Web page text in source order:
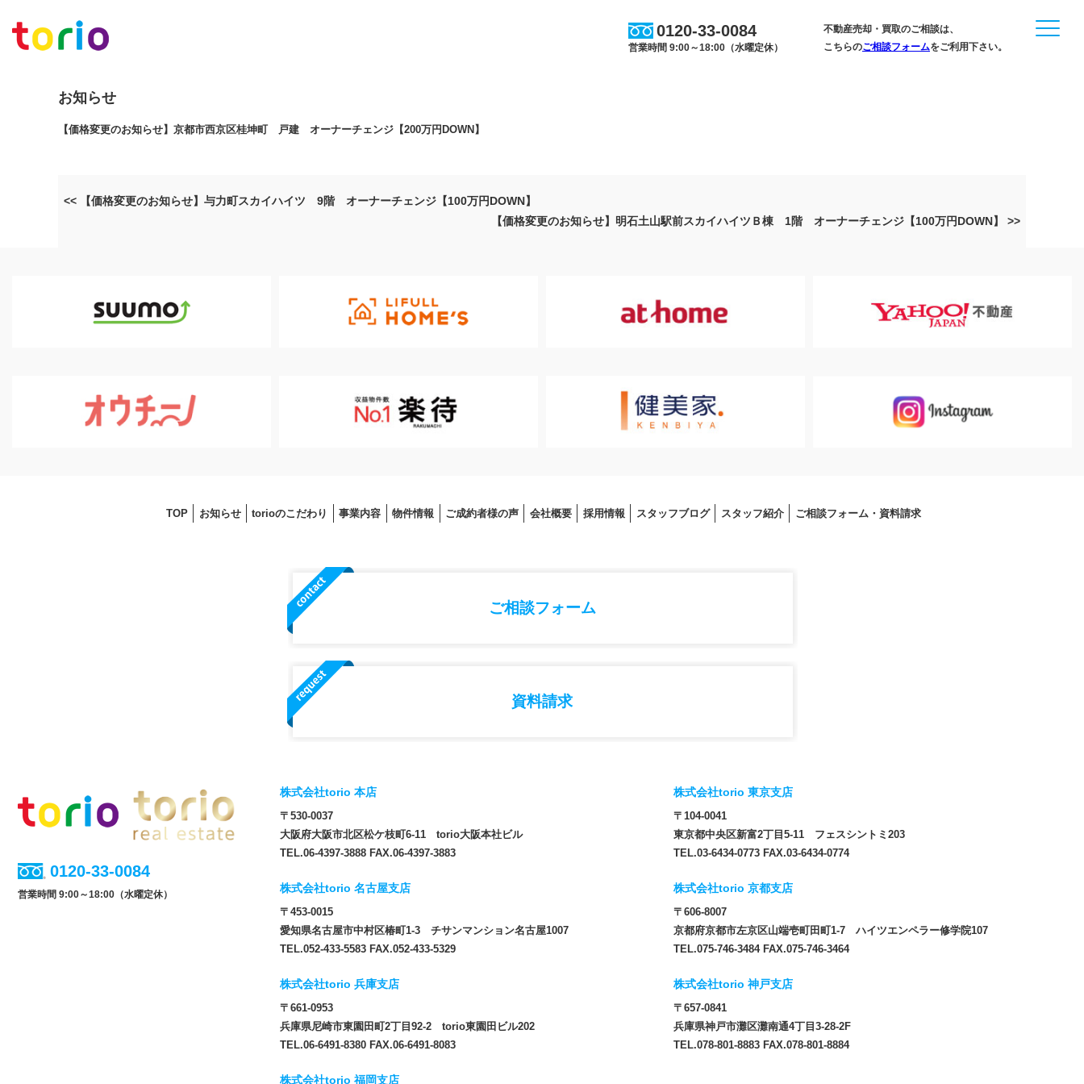
不動産売却・買取のご相談は、
こちらのご相談フォームをご利用下さい。
0120-33-0084
営業時間 9:00～18:00（水曜定休）
お知らせ
【価格変更のお知らせ】京都市西京区桂坤町 戸建 オーナーチェンジ【200万円DOWN】
<< 【価格変更のお知らせ】与力町スカイハイツ 9階 オーナーチェンジ【100万円DOWN】
【価格変更のお知らせ】明石土山駅前スカイハイツＢ棟 1階 オーナーチェンジ【100万円DOWN】 >>
TOP お知らせ torioのこだわり 事業内容 物件情報 ご成約者様の声 会社概要 採⽤情報 スタッフブログ スタッフ紹介 ご相談フォーム・資料請求
ご相談フォーム
資料請求
0120-33-0084
営業時間 9:00～18:00（水曜定休）
株式会社torio 本店
〒530-0037
大阪府大阪市北区松ケ枝町6-11 torio大阪本社ビル
TEL.06-4397-3888 FAX.06-4397-3883
株式会社torio 東京支店
〒104-0041
東京都中央区新富2丁目5-11 フェスシントミ203
TEL.03-6434-0773 FAX.03-6434-0774
株式会社torio 名古屋支店
〒453-0015
愛知県名古屋市中村区椿町1-3 チサンマンション名古屋1007
TEL.052-433-5583 FAX.052-433-5329
株式会社torio 京都支店
〒606-8007
京都府京都市左京区山端壱町田町1-7 ハイツエンペラー修学院107
TEL.075-746-3484 FAX.075-746-3464
株式会社torio 兵庫支店
〒661-0953
兵庫県尼崎市東園田町2丁目92-2 torio東園田ビル202
TEL.06-6491-8380 FAX.06-6491-8083
株式会社torio 神戸支店
〒657-0841
兵庫県神戸市灘区灘南通4丁目3-28-2F
TEL.078-801-8883 FAX.078-801-8884
株式会社torio 福岡支店